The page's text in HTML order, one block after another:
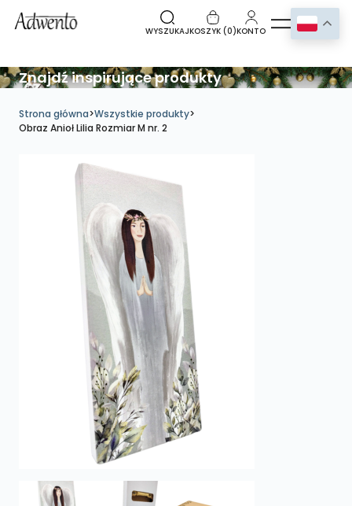
WYSZUKAJKOSZYK (0)KONTO
Znajdź inspirujące produkty
Strona główna>Wszystkie produkty>
Obraz Anioł Lilia Rozmiar M nr. 2